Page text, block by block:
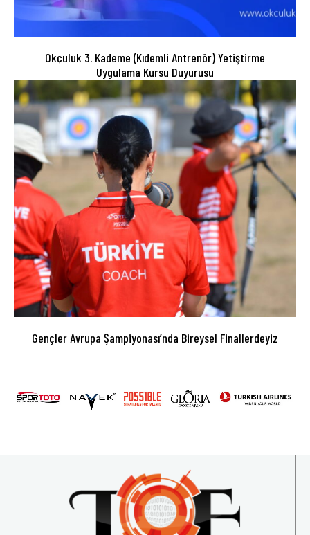
Okçuluk 3. Kademe (Kıdemli Antrenör) Yetiştirme
Uygulama Kursu Duyurusu
Gençler Avrupa Şampiyonası’nda Bireysel Finallerdeyiz